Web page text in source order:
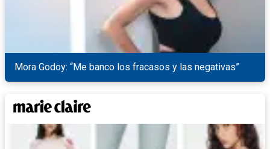
Mora Godoy: “Me banco los fracasos y las negativas”